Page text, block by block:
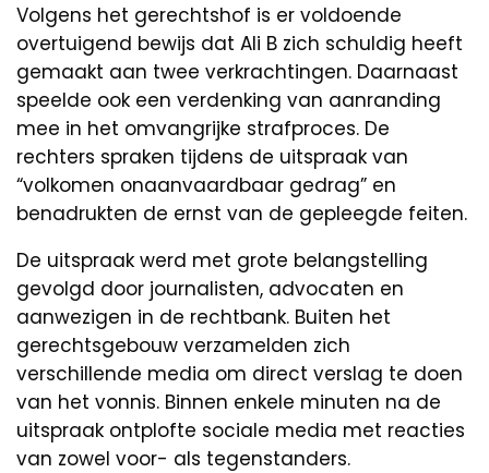
Volgens het gerechtshof is er voldoende
overtuigend bewijs dat Ali B zich schuldig heeft
gemaakt aan twee verkrachtingen. Daarnaast
speelde ook een verdenking van aanranding
mee in het omvangrijke strafproces. De
rechters spraken tijdens de uitspraak van
“volkomen onaanvaardbaar gedrag” en
benadrukten de ernst van de gepleegde feiten.
De uitspraak werd met grote belangstelling
gevolgd door journalisten, advocaten en
aanwezigen in de rechtbank. Buiten het
gerechtsgebouw verzamelden zich
verschillende media om direct verslag te doen
van het vonnis. Binnen enkele minuten na de
uitspraak ontplofte sociale media met reacties
van zowel voor- als tegenstanders.